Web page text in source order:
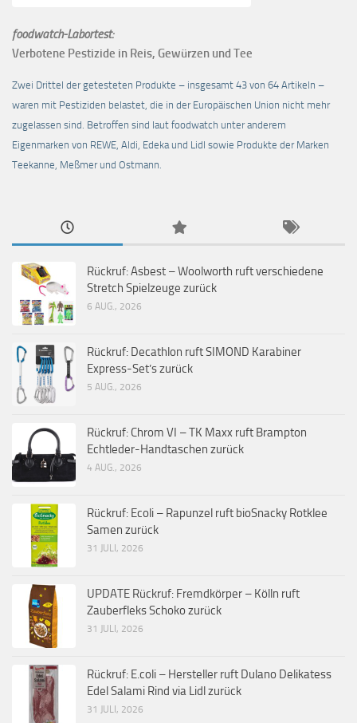
foodwatch-Labortest:
Verbotene Pestizide in Reis, Gewürzen und Tee
Zwei Drittel der getesteten Produkte – insgesamt 43 von 64 Artikeln –
waren mit Pestiziden belastet, die in der Europäischen Union nicht mehr
zugelassen sind. Betroffen sind laut foodwatch unter anderem
Eigenmarken von REWE, Aldi, Edeka und Lidl sowie Produkte der Marken
Teekanne, Meßmer und Ostmann.
Rückruf: Asbest – Woolworth ruft verschiedene
Stretch Spielzeuge zurück
6 AUG., 2026
Rückruf: Decathlon ruft SIMOND Karabiner
Express-Set’s zurück
5 AUG., 2026
Rückruf: Chrom VI – TK Maxx ruft Brampton
Echtleder-Handtaschen zurück
4 AUG., 2026
Rückruf: Ecoli – Rapunzel ruft bioSnacky Rotklee
Samen zurück
31 JULI, 2026
UPDATE Rückruf: Fremdkörper – Kölln ruft
Zauberfleks Schoko zurück
31 JULI, 2026
Rückruf: E.coli – Hersteller ruft Dulano Delikatess
Edel Salami Rind via Lidl zurück
31 JULI, 2026